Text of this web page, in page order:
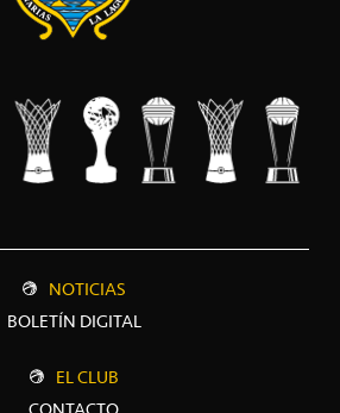
NOTICIAS
BOLETÍN DIGITAL
EL CLUB